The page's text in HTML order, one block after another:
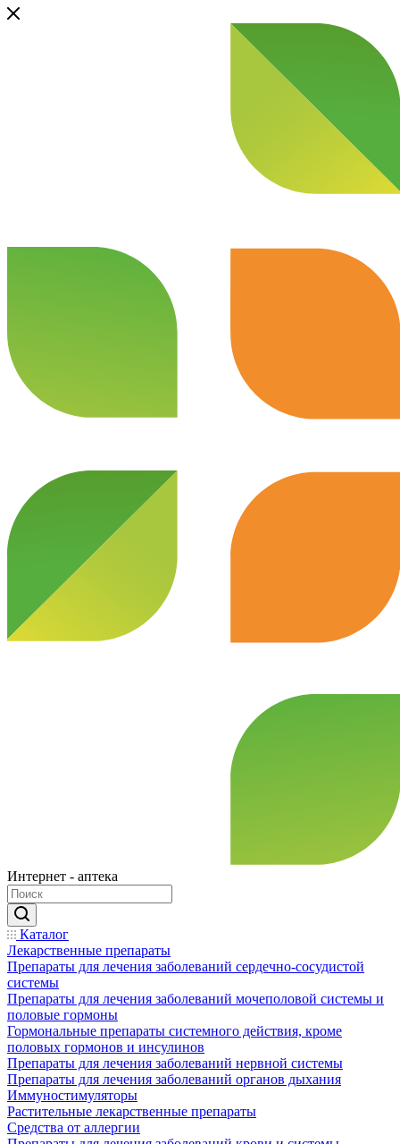
Интернет - аптека
Каталог
Лекарственные препараты
Препараты для лечения заболеваний сердечно-сосудистой
системы
Препараты для лечения заболеваний мочеполовой системы и
половые гормоны
Гормональные препараты системного действия, кроме
половых гормонов и инсулинов
Препараты для лечения заболеваний нервной системы
Препараты для лечения заболеваний органов дыхания
Иммуностимуляторы
Растительные лекарственные препараты
Средства от аллергии